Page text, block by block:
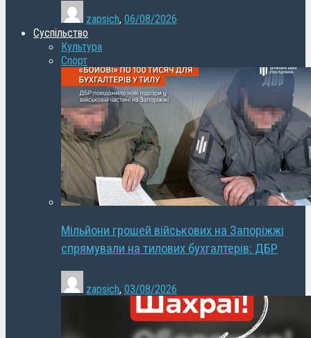
zapsich, 06/08/2026
Суспільство
Культура
Спорт
Мільйони грошей військових на Запоріжжі
спрямували на тилових бухгалтерів: ДБР
zapsich, 03/08/2026